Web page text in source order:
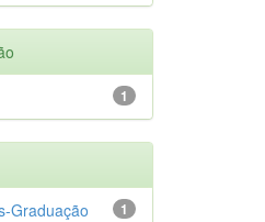
1
1
Graduação